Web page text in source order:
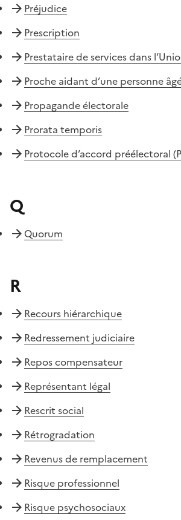
Préjudice
Prescription
Prestataire de services dans
Proche aidant d’une personne
Propagande électorale
Prorata temporis
Protocole d’accord préélectoral
Q
Quorum
R
Recours hiérarchique
Redressement judiciaire
Repos compensateur
Représentant légal
Rescrit social
Rétrogradation
Revenus de remplacement
Risque professionnel
Risque psychosociaux